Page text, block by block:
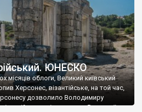
ЮНЕСКО
місяців облоги, Великий київський
Херсонес, візантійське, на той час,
дозволило Володимиру
імператору Василю ІІ, та